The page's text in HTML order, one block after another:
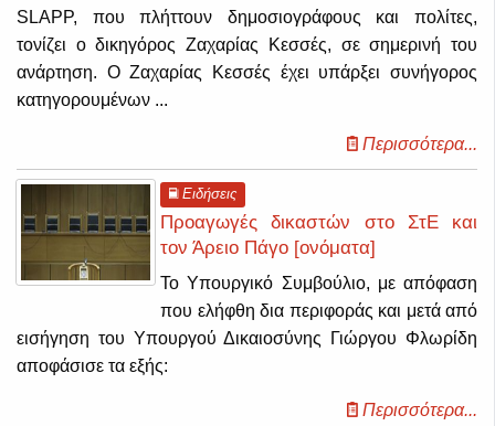
SLAPP, που πλήττουν δημοσιογράφους και πολίτες,
τονίζει ο δικηγόρος Ζαχαρίας Κεσσές, σε σημερινή του
ανάρτηση. Ο Ζαχαρίας Κεσσές έχει υπάρξει συνήγορος
κατηγορουμένων ...
Περισσότερα...
Ειδήσεις
Προαγωγές δικαστών στο ΣτΕ και
τον Άρειο Πάγο [ονόματα]
Το Υπουργικό Συμβούλιο, με απόφαση
που ελήφθη δια περιφοράς και μετά από
εισήγηση του Υπουργού Δικαιοσύνης Γιώργου Φλωρίδη
αποφάσισε τα εξής:
Περισσότερα...